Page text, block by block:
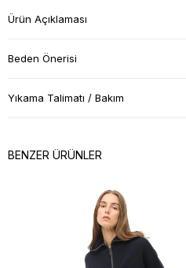
Ürün Açıklaması
Beden Önerisi
Yıkama Talimatı / Bakım
BENZER ÜRÜNLER